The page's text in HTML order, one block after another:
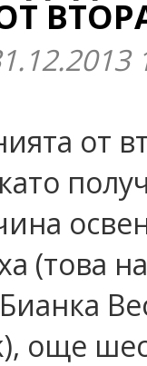
от
(това
още